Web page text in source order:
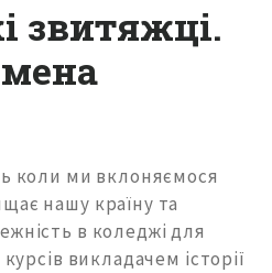
звитяжці.
коли ми вклоняємося
нашу країну та
в коледжі для
курсів викладачем історії